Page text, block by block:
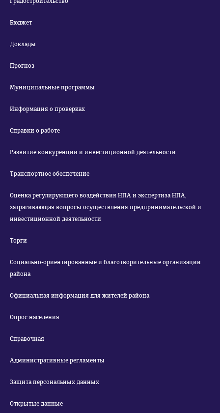
Бюджет
Доклады
Прогноз
Муниципальные программы
Информация о проверках
Справки о работе
Развитие конкуренции и инвестиционной деятельности
Транспортное обеспечение
Оценка регулирующего воздействия НПА и экспертиза НПА,
затрагивающая вопросы осуществления предпринимательской и
инвестиционной деятельности
Торги
Социально-ориентированные и благотворительные организации
района
Официальная информация для жителей района
Опрос населения
Справочная
Административные регламенты
Защита персональных данных
Открытые данные